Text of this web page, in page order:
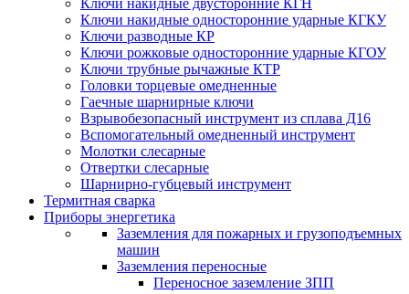
Ключи накидные двусторонние КГН
Ключи накидные односторонние ударные КГКУ
Ключи разводные КР
Ключи рожковые односторонние ударные КГОУ
Ключи трубные рычажные КТР
Головки торцевые омедненные
Гаечные шарнирные ключи
Взрывобезопасный инструмент из сплава Д16
Вспомогательный омедненный инструмент
Молотки слесарные
Отвертки слесарные
Шарнирно-губцевый инструмент
Термитная сварка
Приборы энергетика
Заземления для пожарных и грузоподъемных
машин
Заземления переносные
Переносное заземление ЗПП